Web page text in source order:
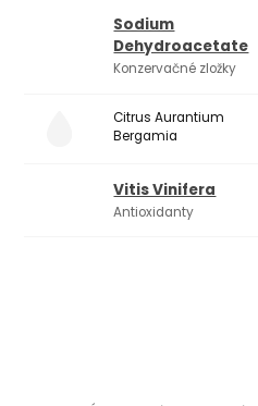
Sodium
Dehydroacetate
Konzervačné zložky
Citrus Aurantium
Bergamia
Vitis Vinifera
Antioxidanty